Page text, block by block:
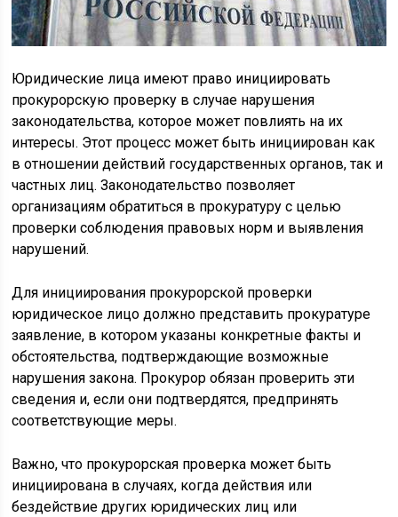
Юридические лица имеют право инициировать
прокурорскую проверку в случае нарушения
законодательства, которое может повлиять на их
интересы. Этот процесс может быть инициирован как
в отношении действий государственных органов, так и
частных лиц. Законодательство позволяет
организациям обратиться в прокуратуру с целью
проверки соблюдения правовых норм и выявления
нарушений.
Для инициирования прокурорской проверки
юридическое лицо должно представить прокуратуре
заявление, в котором указаны конкретные факты и
обстоятельства, подтверждающие возможные
нарушения закона. Прокурор обязан проверить эти
сведения и, если они подтвердятся, предпринять
соответствующие меры.
Важно, что прокурорская проверка может быть
инициирована в случаях, когда действия или
бездействие других юридических лиц или